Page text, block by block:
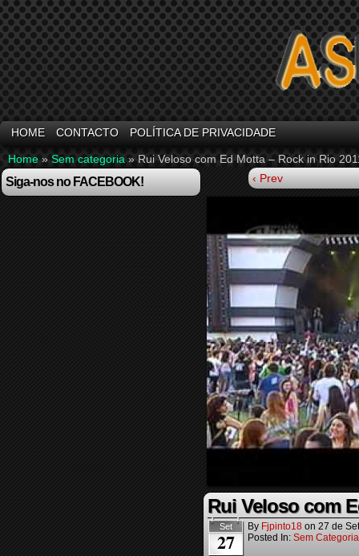
HOME CONTACTO POLÍTICA DE PRIVACIDADE
Home » Sem categoria » Rui Veloso com Ed Motta – Rock in Rio
Siga-nos no FACEBOOK! ‹ Prev
Rui Veloso com
Set
27
By Fjpinto18 on 27 de
Posted In: Sem Categoria